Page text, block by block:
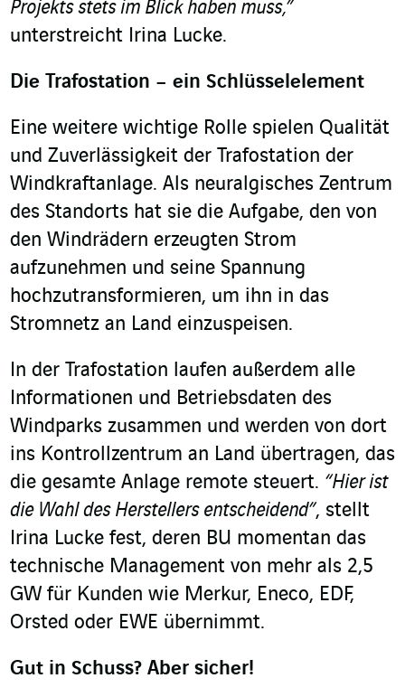
Projekts stets im Blick haben muss,”
unterstreicht Irina Lucke.
Die Trafostation – ein Schlüsselelement
Eine weitere wichtige Rolle spielen Qualität
und Zuverlässigkeit der Trafostation der
Windkraftanlage. Als neuralgisches Zentrum
des Standorts hat sie die Aufgabe, den von
den Windrädern erzeugten Strom
aufzunehmen und seine Spannung
hochzutransformieren, um ihn in das
Stromnetz an Land einzuspeisen.
In der Trafostation laufen außerdem alle
Informationen und Betriebsdaten des
Windparks zusammen und werden von dort
ins Kontrollzentrum an Land übertragen, das
die gesamte Anlage remote steuert. “Hier ist
die Wahl des Herstellers entscheidend”, stellt
Irina Lucke fest, deren BU momentan das
technische Management von mehr als 2,5
GW für Kunden wie Merkur, Eneco, EDF,
Orsted oder EWE übernimmt.
Gut in Schuss? Aber sicher!